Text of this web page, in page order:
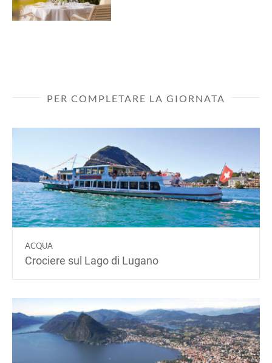
PER COMPLETARE LA GIORNATA
ACQUA
Crociere sul Lago di Lugano